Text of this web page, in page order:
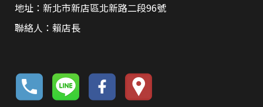
地址：新北市新店區北新路二段96號
聯絡人：賴店長